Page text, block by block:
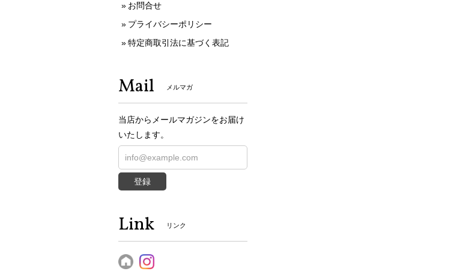
お問合せ
プライバシーポリシー
特定商取引法に基づく表記
Mail メルマガ
当店からメールマガジンをお届け
いたします。
登録
Link リンク